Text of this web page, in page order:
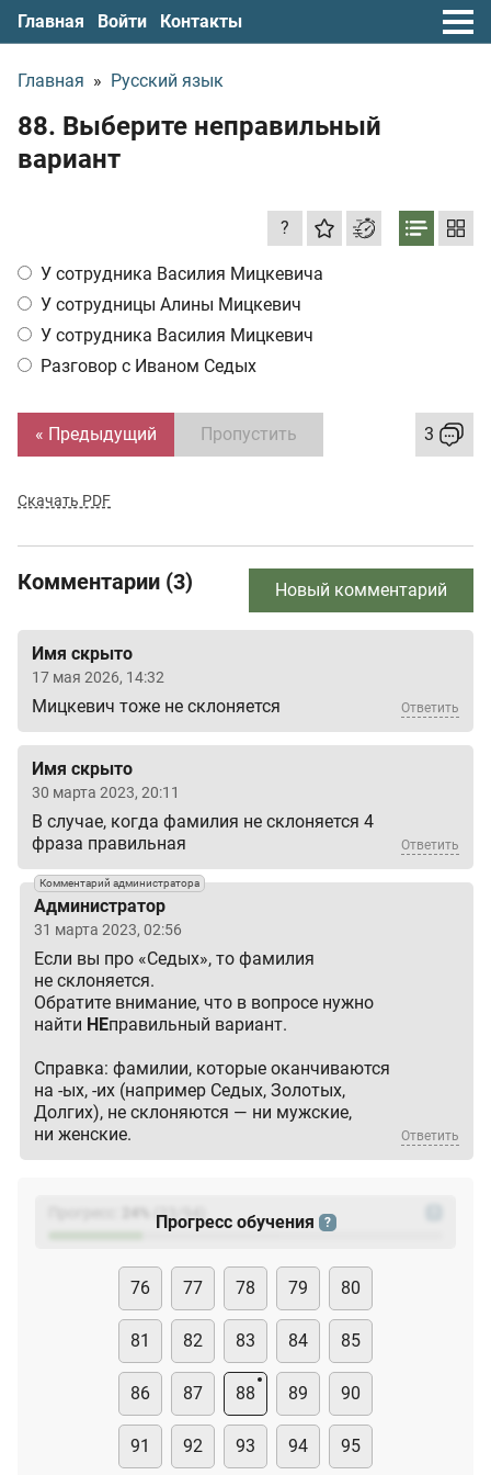
Главная Войти Контакты
Главная » Русский язык
88. Выберите неправильный
вариант
?
У сотрудника Василия Мицкевича
У сотрудницы Алины Мицкевич
У сотрудника Василия Мицкевич
Разговор с Иваном Седых
« Предыдущий Пропустить 3
Скачать PDF
Комментарии (3) Новый комментарий
Имя скрыто
17 мая 2026, 14:32
Мицкевич тоже не склоняется Ответить
Имя скрыто
30 марта 2023, 20:11
В случае, когда фамилия не склоняется 4
фраза правильная
Ответить
Комментарий администратора
Администратор
31 марта 2023, 02:56
Если вы про «Седых», то фамилия
не склоняется.
Обратите внимание, что в вопросе нужно
найти НЕправильный вариант.
Справка: фамилии, которые оканчиваются
на -ых, -их (например Седых, Золотых,
Долгих), не склоняются — ни мужские,
ни женские.
Ответить
(23
Прогресс обучения ?
76 77 78 79 80
81 82 83 84 85
86 87 88 89 90
91 92 93 94 95